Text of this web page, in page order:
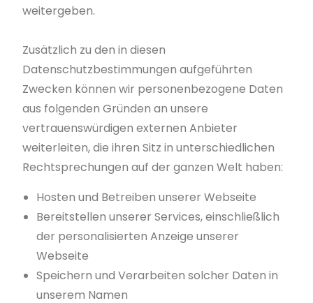
weitergeben.
Zusätzlich zu den in diesen
Datenschutzbestimmungen aufgeführten
Zwecken können wir personenbezogene Daten
aus folgenden Gründen an unsere
vertrauenswürdigen externen Anbieter
weiterleiten, die ihren Sitz in unterschiedlichen
Rechtsprechungen auf der ganzen Welt haben:
Hosten und Betreiben unserer Webseite
Bereitstellen unserer Services, einschließlich
der personalisierten Anzeige unserer
Webseite
Speichern und Verarbeiten solcher Daten in
unserem Namen